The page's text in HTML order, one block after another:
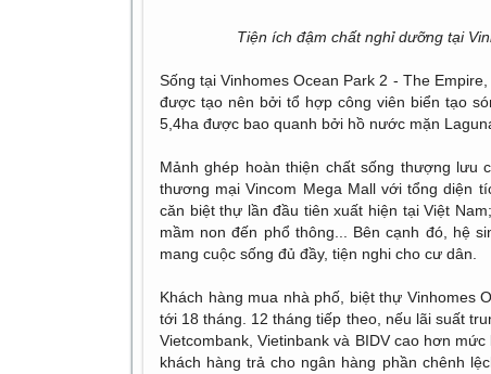
Tiện ích đậm chất nghỉ dưỡng tại
Sống tại Vinhomes Ocean Park 2 - The
được tạo nên bởi tổ hợp công viên biển tạo
5,4ha được bao quanh bởi hồ nước mặn
Mảnh ghép hoàn thiện chất sống thượng lưu
thương mại Vincom Mega Mall với tổng diện
căn biệt thự lần đầu tiên xuất hiện tại Việt
mầm non đến phổ thông... Bên cạnh đó, hệ
mang cuộc sống đủ đầy, tiện nghi cho cư dân.
Khách hàng mua nhà phố, biệt thự Vinhomes
tới 18 tháng. 12 tháng tiếp theo, nếu lãi suất
Vietcombank, Vietinbank và BIDV cao hơn
khách hàng trả cho ngân hàng phần chênh